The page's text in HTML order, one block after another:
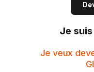
Je
Je veux